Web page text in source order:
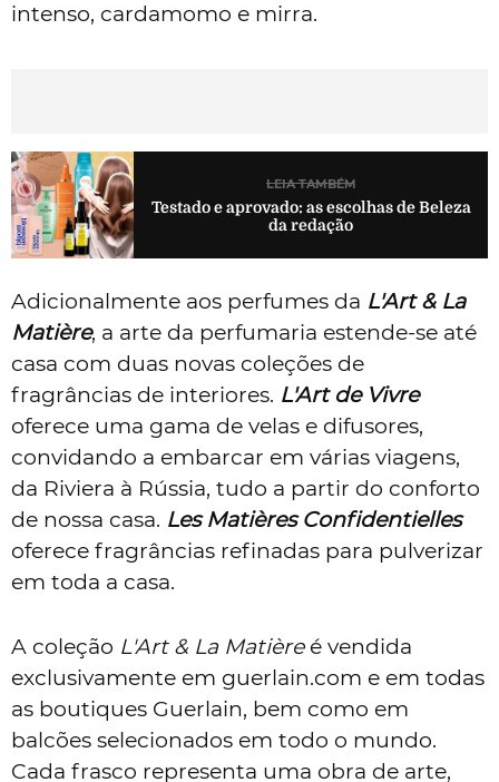
intenso, cardamomo e mirra.
LEIA TAMBÉM
Testado e aprovado: as escolhas de Beleza
da redação
Adicionalmente aos perfumes da L'Art & La
Matière, a arte da perfumaria estende-se até
casa com duas novas coleções de
fragrâncias de interiores. L'Art de Vivre
oferece uma gama de velas e difusores,
convidando a embarcar em várias viagens,
da Riviera à Rússia, tudo a partir do conforto
de nossa casa. Les Matières Confidentielles
oferece fragrâncias refinadas para pulverizar
em toda a casa.
A coleção L'Art & La Matièreé vendida
exclusivamente em guerlain.com e em todas
as boutiques Guerlain, bem como em
balcões selecionados em todo o mundo.
Cada frasco representa uma obra de arte,